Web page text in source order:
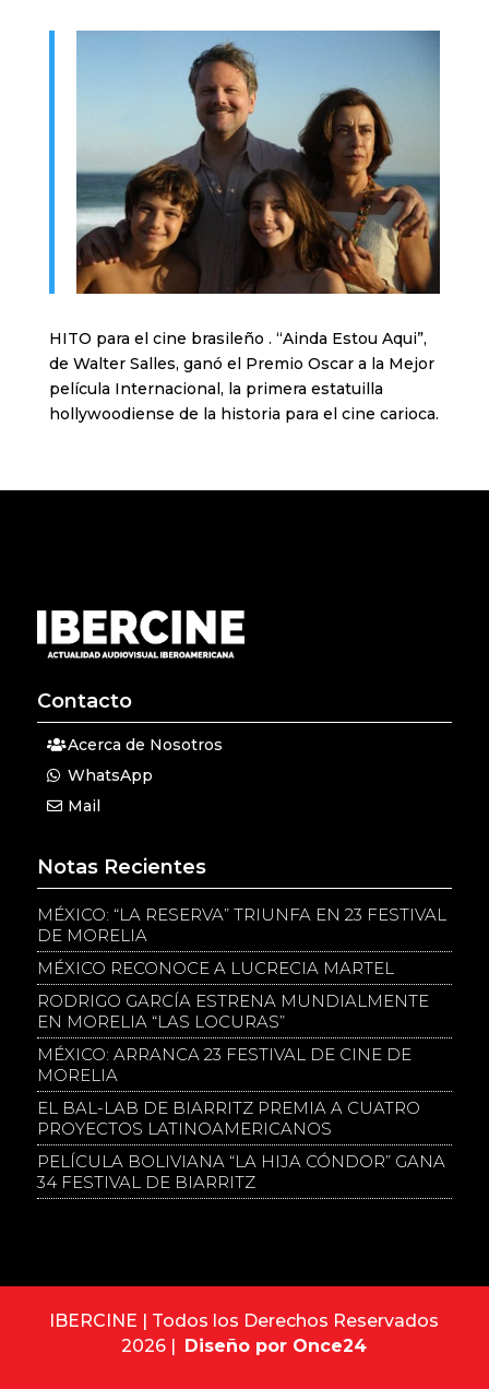
HITO para el cine brasileño . “Ainda Estou Aqui”,
de Walter Salles, ganó el Premio Oscar a la Mejor
película Internacional, la primera estatuilla
hollywoodiense de la historia para el cine carioca.
Contacto
Acerca de Nosotros
WhatsApp
Mail
Notas Recientes
MÉXICO: “LA RESERVA” TRIUNFA EN 23 FESTIVAL
DE MORELIA
MÉXICO RECONOCE A LUCRECIA MARTEL
RODRIGO GARCÍA ESTRENA MUNDIALMENTE
EN MORELIA “LAS LOCURAS”
MÉXICO: ARRANCA 23 FESTIVAL DE CINE DE
MORELIA
EL BAL-LAB DE BIARRITZ PREMIA A CUATRO
PROYECTOS LATINOAMERICANOS
PELÍCULA BOLIVIANA “LA HIJA CÓNDOR” GANA
34 FESTIVAL DE BIARRITZ
IBERCINE | Todos los Derechos Reservados
2026 | Diseño por Once24